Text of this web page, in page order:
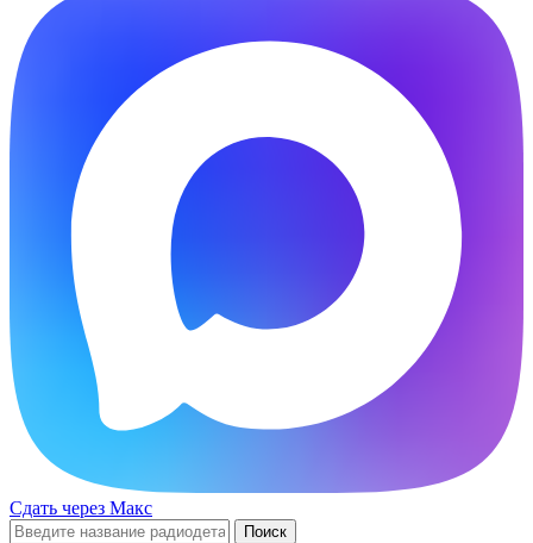
Сдать через Макс
Поиск